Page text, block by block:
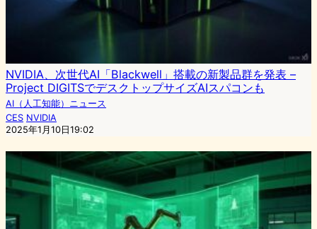
NVIDIA、次世代AI「Blackwell」搭載の新製品群を発表 –
Project DIGITSでデスクトップサイズAIスパコンも
AI（人工知能）ニュース
CES NVIDIA
2025年1月10日19:02